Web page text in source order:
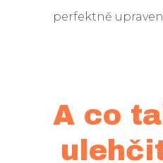
perfektně
A co